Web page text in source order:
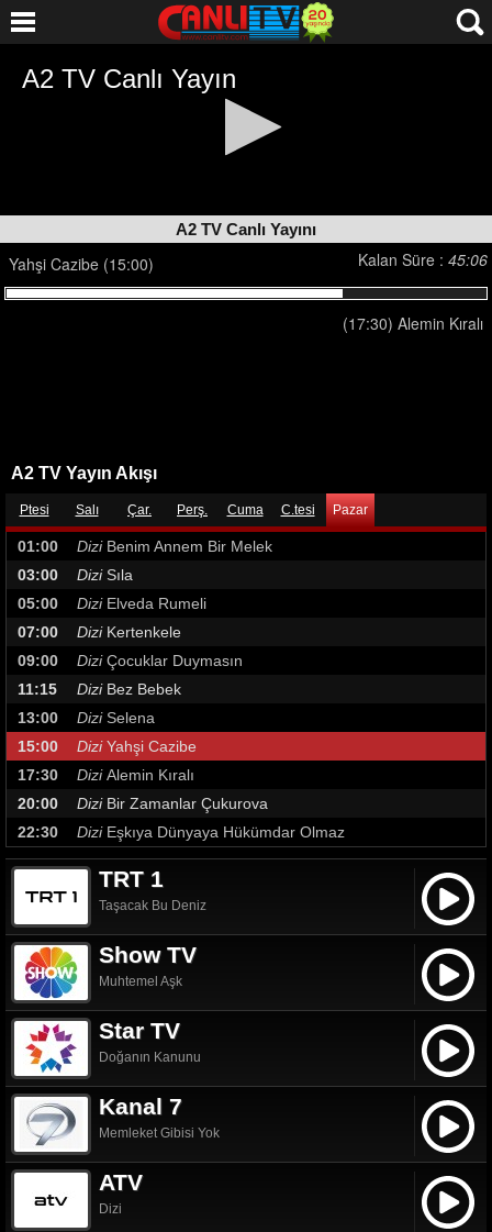
A2 TV Canlı Yayını
Yahşi Cazibe (15:00) Kalan Süre : 45:06
(17:30) Alemin Kıralı
A2 TV Yayın Akışı
Ptesi Salı Çar. Perş. Cuma C.tesi Pazar
01:00 Dizi Benim Annem Bir Melek
03:00
Dizi Sıla
05:00
Dizi Elveda Rumeli
07:00
Dizi Kertenkele
09:00
Dizi Çocuklar Duymasın
11:15
Dizi Bez Bebek
13:00
Dizi Selena
15:00
Dizi Yahşi Cazibe
17:30
Dizi Alemin Kıralı
20:00
Dizi Bir Zamanlar Çukurova
22:30
Dizi Eşkıya Dünyaya Hükümdar Olmaz
TRT 1
Taşacak Bu Deniz
Show TV
Muhtemel Aşk
Star TV
Doğanın Kanunu
Kanal 7
Memleket Gibisi Yok
ATV
Dizi